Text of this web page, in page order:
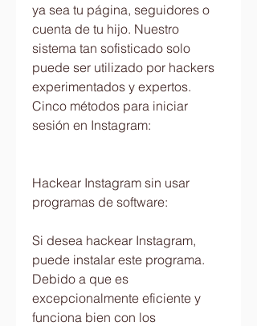
ya sea tu página, seguidores o
cuenta de tu hijo. Nuestro
sistema tan sofisticado solo
puede ser utilizado por hackers
experimentados y expertos.
Cinco métodos para iniciar
sesión en Instagram:
Hackear Instagram sin usar
programas de software:
Si desea hackear Instagram,
puede instalar este programa.
Debido a que es
excepcionalmente eficiente y
funciona bien con los